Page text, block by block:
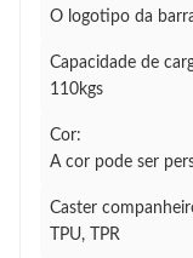
O logotipo da
Capacidade de
110kgs
Cor:
A cor pode ser
Caster
TPU, TPR